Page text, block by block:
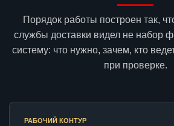
Порядок работы построен так,
службы доставки видел не набор
систему: что нужно, зачем, кто
при проверке.
РАБОЧИЙ КОНТУР